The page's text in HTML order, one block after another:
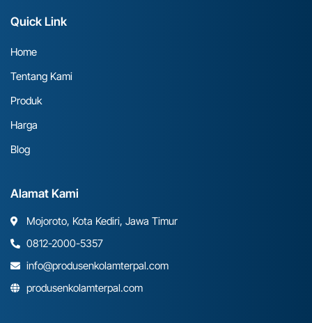
Quick Link
Home
Tentang Kami
Produk
Harga
Blog
Alamat Kami
Mojoroto, Kota Kediri, Jawa Timur
0812-2000-5357
info@produsenkolamterpal.com
produsenkolamterpal.com